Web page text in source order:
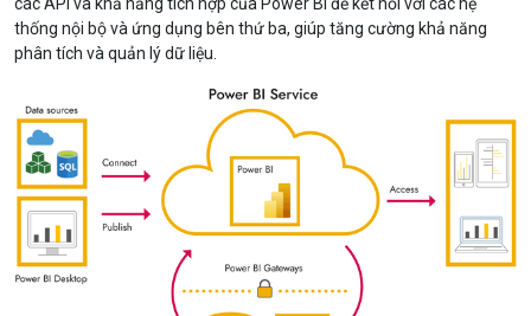
các API và khả năng tích hợp của Power BI để kết nối với các hệ
thống nội bộ và ứng dụng bên thứ ba, giúp tăng cường khả năng
phân tích và quản lý dữ liệu.